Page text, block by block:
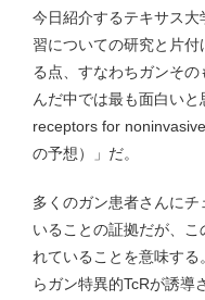
今日紹介するテキサス
習についての研究と片
る点、すなわちガンそ
んだ中では最も面白い
receptors for
の予想）」だ。
多くのガン患者さんに
いることの証拠だが、
れていることを意味す
らガン特異的TcRが誘導